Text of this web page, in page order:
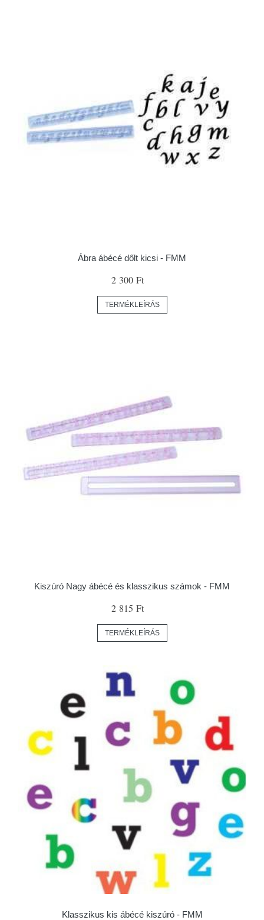
Ábra ábécé dőlt kicsi - FMM
2 300 Ft
TERMÉKLEÍRÁS
Kiszúró Nagy ábécé és klasszikus számok - FMM
2 815 Ft
TERMÉKLEÍRÁS
Klasszikus kis ábécé kiszúró - FMM